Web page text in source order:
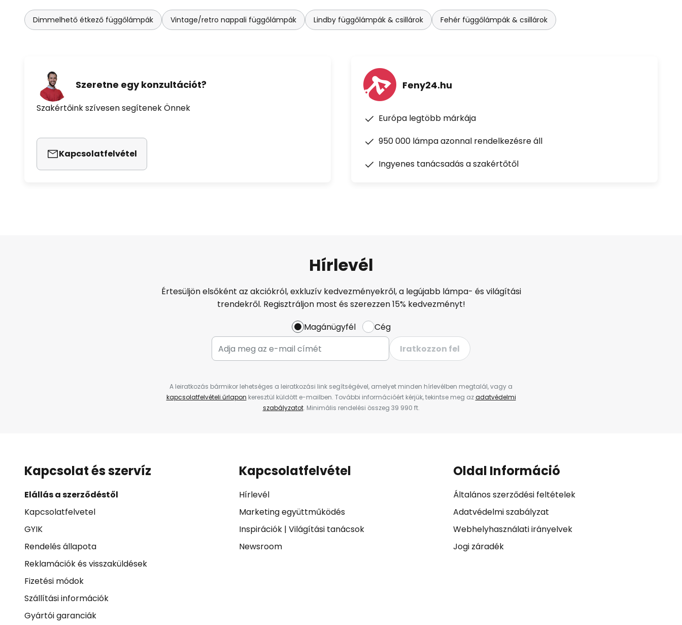
Dimmelhető étkező függőlámpák Vintage/retro nappali függőlámpák Lindby függőlámpák & csillárok Fehér függőlámpák & csillárok
Szeretne egy konzultációt?
Szakértőink szívesen segítenek Önnek
Kapcsolatfelvétel
Feny24.hu
Európa legtöbb márkája
950 000 lámpa azonnal rendelkezésre áll
Ingyenes tanácsadás a szakértőtől
Hírlevél
Értesüljön elsőként az akciókról, exkluzív kedvezményekről, a legújabb lámpa- és világítási
trendekről. Regisztráljon most és szerezzen 15% kedvezményt!
Magánügyfél
Cég
Iratkozzon fel
A leiratkozás bármikor lehetséges a leiratkozási link segítségével, amelyet minden hírlevélben megtalál, vagy a
kapcsolatfelvételi űrlapon keresztül küldött e-mailben. További információért kérjük, tekintse meg azadatvédelmi
szabályzatot. Minimális rendelési összeg 39 990 ft.
Kapcsolat és szervíz
Elállás a szerződéstől
Kapcsolatfelvetel
GYIK
Rendelés állapota
Reklamációk és visszaküldések
Fizetési módok
Szállítási információk
Gyártói garanciák
Kapcsolatfelvétel
Hírlevél
Marketing együttműködés
Inspirációk| Világítási tanácsok
Newsroom
Oldal Információ
Általános szerződési feltételek
Adatvédelmi szabályzat
Webhelyhasználati irányelvek
Jogi záradék